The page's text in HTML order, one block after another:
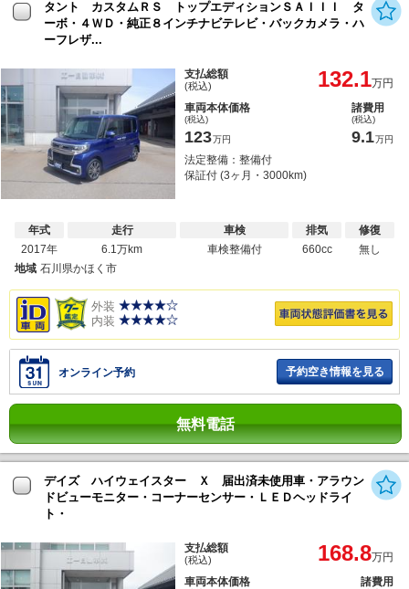
タント カスタムＲＳ トップエディションＳＡＩＩＩ タ
ーボ・４ＷＤ・純正８インチナビテレビ・バックカメラ・ハ
ーフレザ...
支払総額
(税込) 132.1万円
車両本体価格
(税込)
123万円
諸費用
(税込)
9.1万円
法定整備：整備付
保証付 (3ヶ月・3000km)
年式
2017年
走行
6.1万km
車検
車検整備付
排気
660cc
修復
無し
地域 石川県かほく市
外装
内装
オンライン予約 予約空き情報を見る
無料電話
デイズ ハイウェイスター Ｘ 届出済未使用車・アラウン
ドビューモニター・コーナーセンサー・ＬＥＤヘッドライ
ト・
支払総額
(税込) 168.8万円
車両本体価格
諸費用